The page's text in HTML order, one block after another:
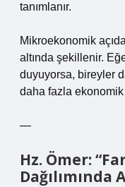
tanımlanır.
Mikroekonomik
altında şekillenir.
duyuyorsa, bireyler
daha fazla ekonomik
—
Hz. Ömer:
Dağılımında